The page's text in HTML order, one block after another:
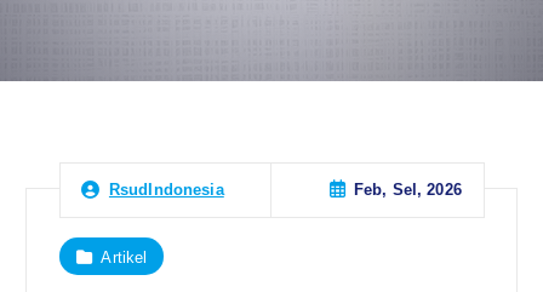
RsudIndonesia Feb, Sel, 2026
Artikel